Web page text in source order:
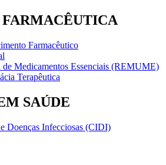
FARMACÊUTICA
Farmacêutico
Medicamentos Essenciais (REMUME)
Terapêutica
SAÚDE
Doenças Infecciosas (CIDI)